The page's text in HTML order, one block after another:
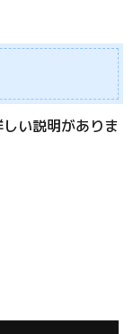
い説明がありま